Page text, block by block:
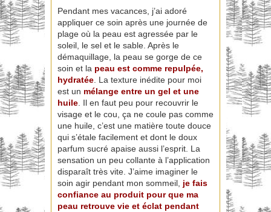
Pendant mes vacances, j’ai adoré
appliquer ce soin après une journée de
plage où la peau est agressée par le
soleil, le sel et le sable. Après le
démaquillage, la peau se gorge de ce
soin et la peau est comme repulpée,
hydratée. La texture inédite pour moi
est un mélange entre un gel et une
huile. Il en faut peu pour recouvrir le
visage et le cou, ça ne coule pas comme
une huile, c’est une matière toute douce
qui s’étale facilement et dont le doux
parfum sucré apaise aussi l’esprit. La
sensation un peu collante à l’application
disparaît très vite. J’aime imaginer le
soin agir pendant mon sommeil, je fais
confiance au produit pour que ma
peau retrouve vie et éclat pendant